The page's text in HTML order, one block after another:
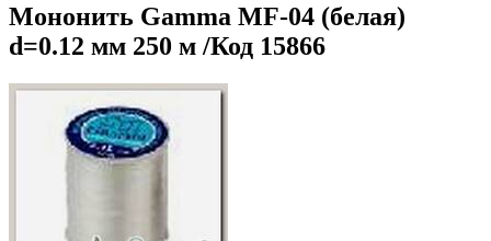
Мононить Gamma MF-04 (белая)
d=0.12 мм 250 м /Код 15866